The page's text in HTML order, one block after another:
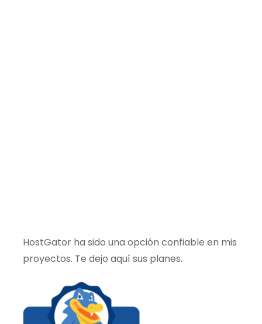
HostGator ha sido una opción confiable en mis
proyectos. Te dejo aquí sus planes.